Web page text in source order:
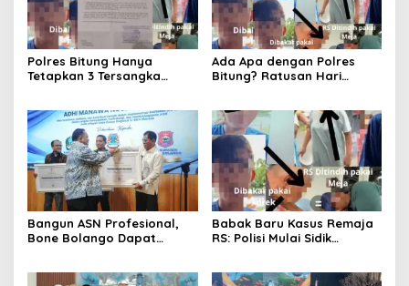
Polres Bitung Hanya
Tetapkan 3 Tersangka
Menjemput Paksa?
Ada Apa dengan Polres
Bitung? Ratusan Hari
Hukum!
Bangun ASN Profesional,
Bone Bolango Dapat
Babak Baru Kasus Remaja
RS: Polisi Mulai Sidik